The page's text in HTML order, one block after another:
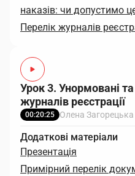
наказів: чи допустимо
Перелік журналів
Урок 3. Унормовані
журналів реєстрації
00:20:25 Олена Загорецька
Додаткові матеріали
Презентація
Примірний перелік